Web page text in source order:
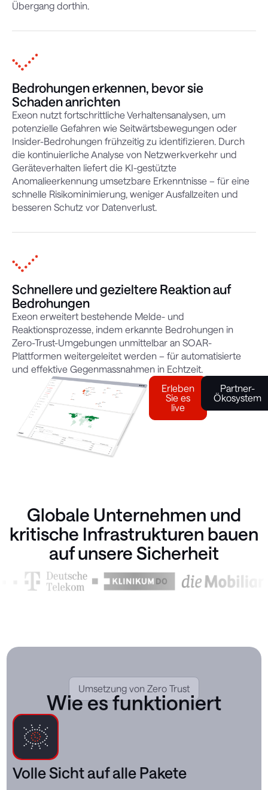
Übergang dorthin.
Bedrohungen erkennen, bevor sie
Schaden anrichten
Exeon nutzt fortschrittliche Verhaltensanalysen, um
potenzielle Gefahren wie Seitwärtsbewegungen oder
Insider-Bedrohungen frühzeitig zu identifizieren. Durch
die kontinuierliche Analyse von Netzwerkverkehr und
Geräteverhalten liefert die KI-gestützte
Anomalieerkennung umsetzbare Erkenntnisse – für eine
schnelle Risikominimierung, weniger Ausfallzeiten und
besseren Schutz vor Datenverlust.
Schnellere und gezieltere Reaktion auf
Bedrohungen
Exeon erweitert bestehende Melde- und
Reaktionsprozesse, indem erkannte Bedrohungen in
Zero-Trust-Umgebungen unmittelbar an SOAR-
Plattformen weitergeleitet werden – für automatisierte
und effektive Gegenmassnahmen in Echtzeit.
Erleben
Sie es
live
Partner-
Ökosystem
Globale Unternehmen und
kritische Infrastrukturen bauen
auf unsere Sicherheit
Umsetzung von Zero Trust
Wie es funktioniert
Volle Sicht auf alle Pakete